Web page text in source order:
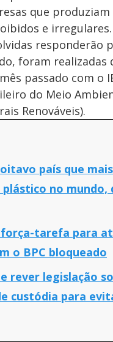
que produziam
e irregulares.
responderão
foram realizadas
passado com o
do Meio
Renováveis).
país que
no mundo,
força-tarefa para
o BPC bloqueado
rever legislação
custódia para